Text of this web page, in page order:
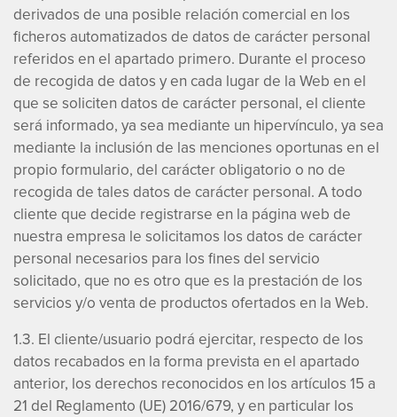
derivados de una posible relación comercial en los
ficheros automatizados de datos de carácter personal
referidos en el apartado primero. Durante el proceso
de recogida de datos y en cada lugar de la Web en el
que se soliciten datos de carácter personal, el cliente
será informado, ya sea mediante un hipervínculo, ya sea
mediante la inclusión de las menciones oportunas en el
propio formulario, del carácter obligatorio o no de
recogida de tales datos de carácter personal. A todo
cliente que decide registrarse en la página web de
nuestra empresa le solicitamos los datos de carácter
personal necesarios para los fines del servicio
solicitado, que no es otro que es la prestación de los
servicios y/o venta de productos ofertados en la Web.
1.3. El cliente/usuario podrá ejercitar, respecto de los
datos recabados en la forma prevista en el apartado
anterior, los derechos reconocidos en los artículos 15 a
21 del Reglamento (UE) 2016/679, y en particular los